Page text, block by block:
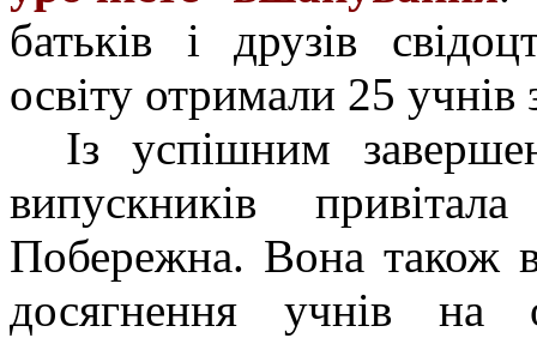
батьків і друзів
освіту отримали 25 учнів
Із успішним
випускників
Побережна. Вона також
досягнення учнів на